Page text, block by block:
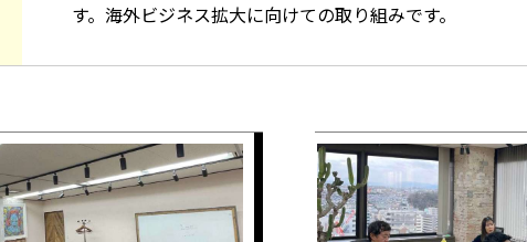
す。海外ビジネス拡大に向けての取り組みです。